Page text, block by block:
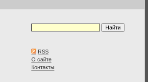
RSS
О сайте
Контакты